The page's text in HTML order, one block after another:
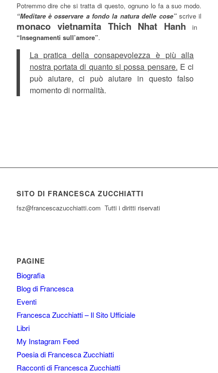
Potremmo dire che si tratta di questo, ognuno lo fa a suo modo.
“Meditare è osservare a fondo la natura delle cose”scrive il
monaco vietnamita Thich Nhat Hanh in
“Insegnamenti sull’amore”.
La pratica della consapevolezza è più alla
nostra portata di quanto si possa pensare. E ci
può aiutare, ci può aiutare in questo falso
momento di normalità.
SITO DI FRANCESCA ZUCCHIATTI
fsz@francescazucchiatti.com Tutti i diritti riservati
PAGINE
Biografia
Blog di Francesca
Eventi
Francesca Zucchiatti – Il Sito Ufficiale
Libri
My Instagram Feed
Poesia di Francesca Zucchiatti
Racconti di Francesca Zucchiatti